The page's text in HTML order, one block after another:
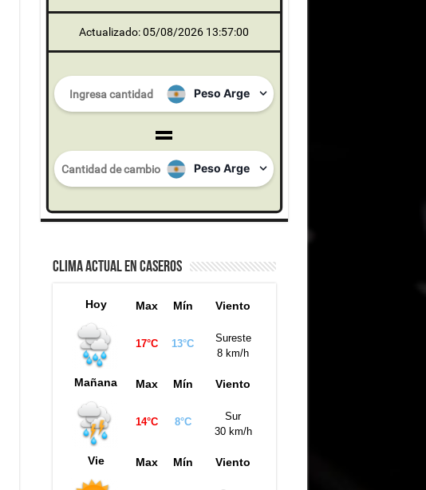
Actualizado: 05/08/2026 13:57:00
CLIMA ACTUAL EN CASEROS
Hoy Max Mín Viento
17°C 13°C
Sureste
8 km/h
Mañana Max Mín Viento
14°C 8°C
Sur
30 km/h
Vie Max Mín Viento